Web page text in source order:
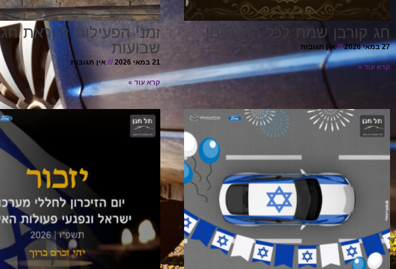
חג קורבן שמח לכל החוגגים!
27 במאי 2026 אין תגובות
קרא עוד »
זמני הפעילות לקראת חג
שבועות
21 במאי 2026 אין תגובות
קרא עוד »